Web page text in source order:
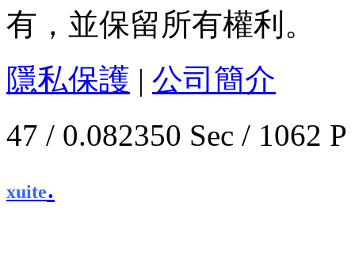
有，並保留所有權利。
隱私保護 | 公司簡介
47 / 0.082350 Sec / 1062
xuite.